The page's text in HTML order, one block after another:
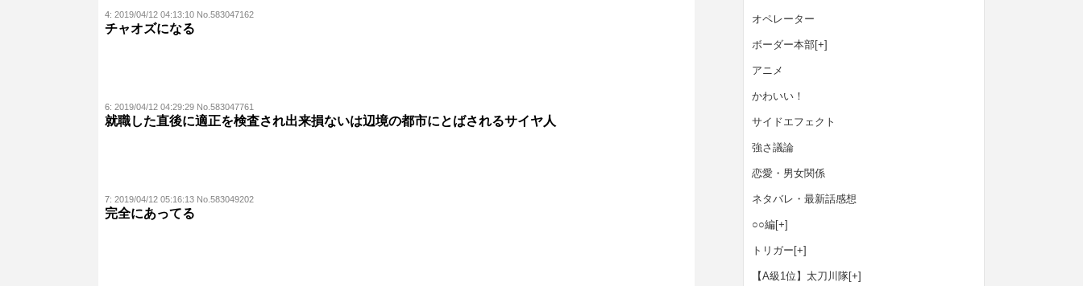
4: 2019/04/12 04:13:10 No.583047162
チャオズになる
6: 2019/04/12 04:29:29 No.583047761
就職した直後に適正を検査され出来損ないは辺境の都市にとばされるサイヤ人
7: 2019/04/12 05:16:13 No.583049202
完全にあってる
オペレーター
ボーダー本部[+]
アニメ
かわいい！
サイドエフェクト
強さ議論
恋愛・男女関係
ネタバレ・最新話感想
○○編[+]
トリガー [+]
【A級1位】太刀川隊[+]